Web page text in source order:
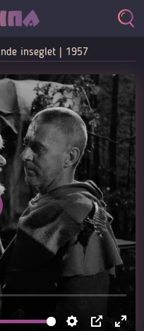
inseglet | 1957